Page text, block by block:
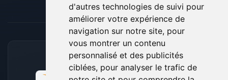
d'autres technologies de suivi pour
améliorer votre expérience de
navigation sur notre site, pour
vous montrer un contenu
personnalisé et des publicités
ciblées, pour analyser le trafic de
MOYENS DE PAIEMENT ACCEPTÉS